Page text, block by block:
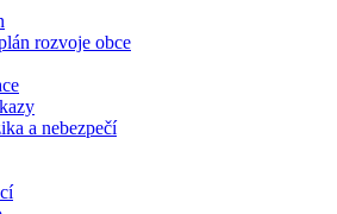
rozvoje obce
a nebezpečí